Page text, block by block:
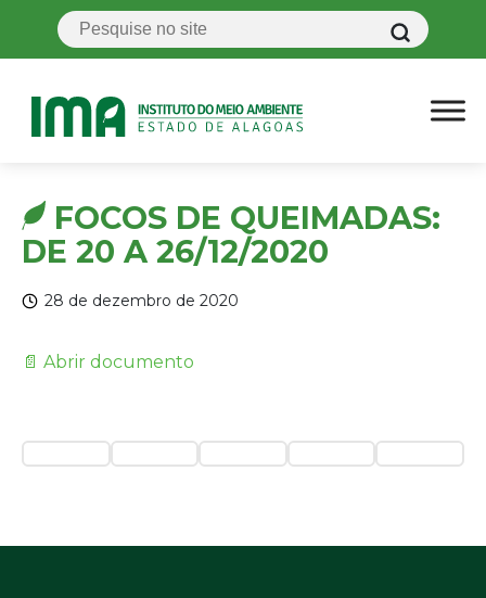
FOCOS DE QUEIMADAS:
DE 20 A 26/12/2020
28 de dezembro de 2020
📄 Abrir documento